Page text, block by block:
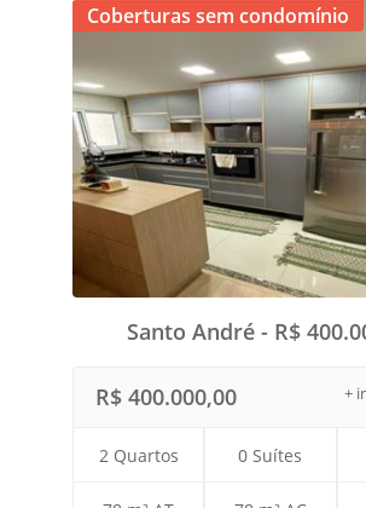
Coberturas sem condomínio
Santo André - R$
+
R$ 400.000,00
2 Quartos 0 Suítes